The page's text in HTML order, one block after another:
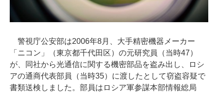
警視庁公安部は2006年8月、大手精密機器メーカー
「ニコン」（東京都千代田区）の元研究員（当時47）
が、同社から光通信に関する機密部品を盗み出し、ロシ
アの通商代表部員（当時35）に渡したとして窃盗容疑で
書類送検しました。部員はロシア軍参謀本部情報総局